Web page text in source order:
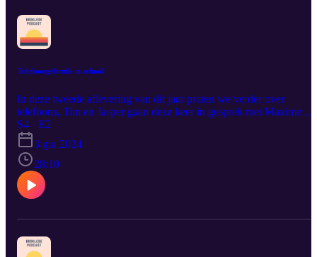
Telefoongebruik in school
In deze tweede aflevering van dit jaar praten we verder over
telefoons, Tim en Jasper gaan deze keer in gesprek met Maxime
over telefoons in de school. We bespreken de telefoonhotels,
Snapchat op je laptop en smartwatches.
S4 · E2
3 giu 2024
28:10